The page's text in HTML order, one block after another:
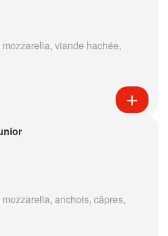
viande hachée,
anchois, câpres,